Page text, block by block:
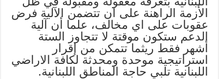
الأزمة الراهنة على ان تتضمن الآلية فرض
عقوبات على اي مخالف، علما أن آلية
الدعم ستكون موقتة لا تتجاوز الستة
أشهر فقط ريثما تتمكن من إقرار
استراتيجية موحدة ومحدثة لكافة الاراضي
اللبنانية تلبي حاجة المناطق اللبنانية.